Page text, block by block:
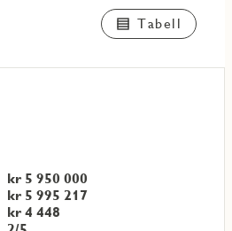
Tabell
kr 5 950 000
kr 5 995 217
kr 4 448